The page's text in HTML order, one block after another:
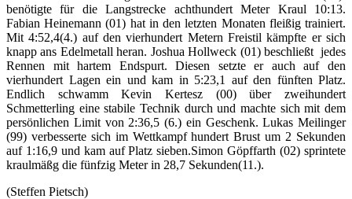
benötigte für die Langstrecke achthundert Meter Kraul 10:13.
Fabian Heinemann (01) hat in den letzten Monaten fleißig trainiert.
Mit 4:52,4(4.) auf den vierhundert Metern Freistil kämpfte er sich
knapp ans Edelmetall heran. Joshua Hollweck (01) beschließt jedes
Rennen mit hartem Endspurt. Diesen setzte er auch auf den
vierhundert Lagen ein und kam in 5:23,1 auf den fünften Platz.
Endlich schwamm Kevin Kertesz (00) über zweihundert
Schmetterling eine stabile Technik durch und machte sich mit dem
persönlichen Limit von 2:36,5 (6.) ein Geschenk. Lukas Meilinger
(99) verbesserte sich im Wettkampf hundert Brust um 2 Sekunden
auf 1:16,9 und kam auf Platz sieben.Simon Göpffarth (02) sprintete
kraulmäßg die fünfzig Meter in 28,7 Sekunden(11.).
(Steffen Pietsch)